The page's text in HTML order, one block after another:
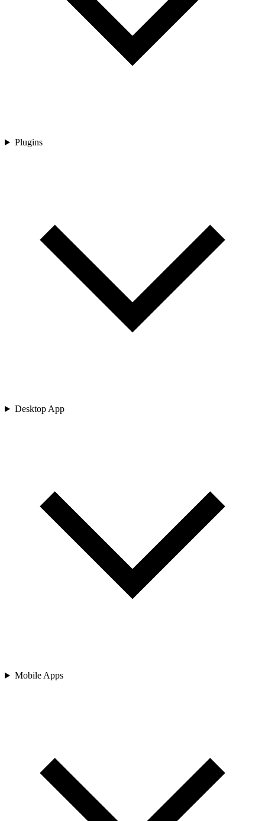
Plugins
Desktop App
Mobile Apps